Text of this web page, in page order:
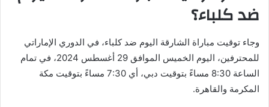
ضد كلباء؟
وجاء توقيت مباراة الشارقة اليوم ضد كلباء، في الدوري الإماراتي
للمحترفين، اليوم الخميس الموافق 29 أغسطس 2024، في تمام
الساعة 8:30 مساءً بتوقيت دبي، أي 7:30 مساءً بتوقيت مكة
المكرمة والقاهرة.